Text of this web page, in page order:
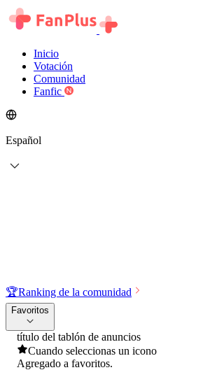
Inicio
Votación
Comunidad
Fanfic
Español
🏆Ranking de la comunidad
Favoritos
título del tablón de anuncios
Cuando seleccionas un icono
Agregado a favoritos.